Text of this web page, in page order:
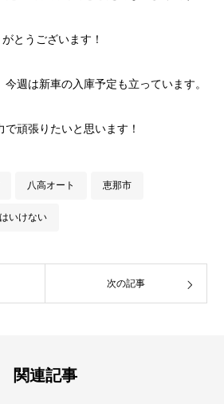
とうございます！
週は新車の入庫予定も立っています。
頑張りたいと思います！
八高オート 恵那市
いけない
次の記事
関連記事